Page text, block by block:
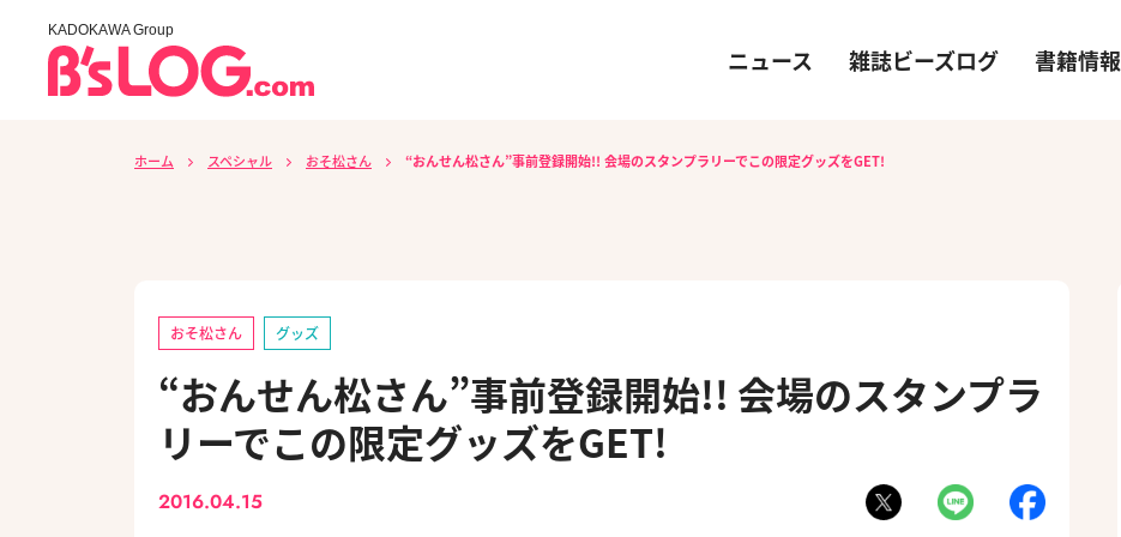
KADOKAWA Group
ニュース 雑誌ビーズログ 書籍情報
ホーム スペシャル おそ松さん “おんせん松さん”事前登録開始!! 会場のスタンプラリーでこの限定グッズをGET!
おそ松さん グッズ
“おんせん松さん”事前登録開始!! 会場のスタンプラ
リーでこの限定グッズをGET!
2016.04.15